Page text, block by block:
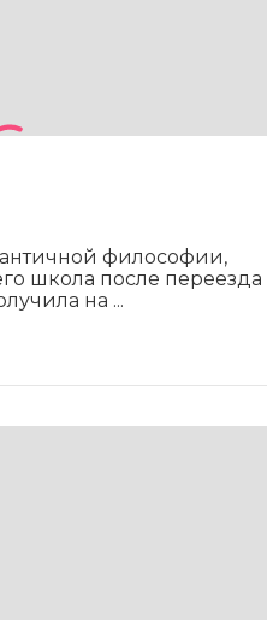
и топонимика
духовной культуры
философии,
школа после переезда
на ...